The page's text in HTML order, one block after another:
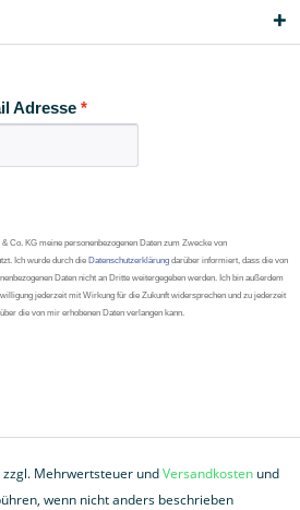
Adresse
Co. KG meine personenbezogenen Daten zum Zwecke von
Ich wurde durch die Datenschutzerklärung darüber informiert, dass die von
Daten nicht an Dritte weitergegeben werden. Ich bin außerdem
jederzeit mit Wirkung für die Zukunft widersprechen und zu jederzeit
die von mir erhobenen Daten verlangen kann.
Mehrwertsteuer undVersandkostenund
wenn nicht anders beschrieben